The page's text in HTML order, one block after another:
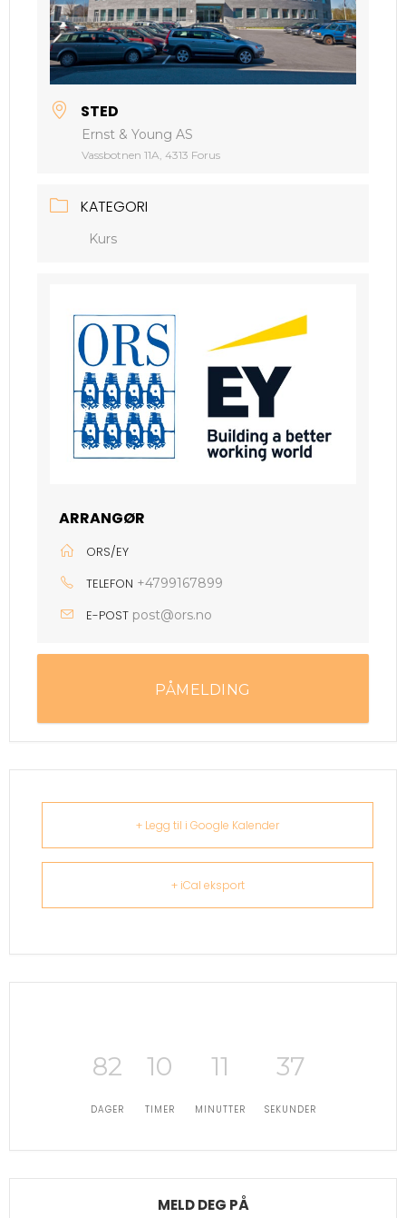
STED
Ernst & Young AS
Vassbotnen 11A, 4313 Forus
KATEGORI
Kurs
ARRANGØR
ORS/EY
TELEFON +4799167899
E-POST post@ors.no
PÅMELDING
+ Legg til i Google Kalender
+ iCal eksport
82
DAGER
10
TIMER
11
MINUTTER
36
SEKUNDER
MELD DEG PÅ